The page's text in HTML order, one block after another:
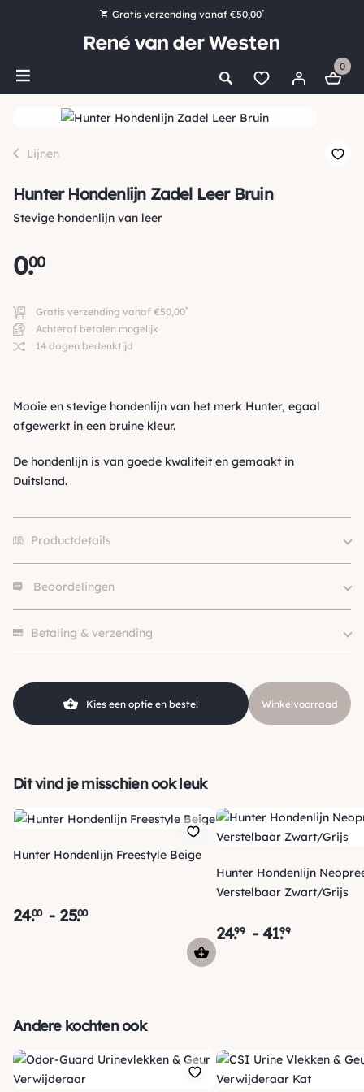
Gratis verzending vanaf €50,00*
Bestel nu, betaal later met Klarna
Ruim 16.000 artikelen op voorraad
0
Lijnen
Hunter Hondenlijn Zadel Leer Bruin
Stevige hondenlijn van leer
0.
00
Gratis verzending vanaf €50,00*
Achteraf betalen mogelijk
14 dagen bedenktijd
Mooie en stevige hondenlijn van het merk Hunter, egaal
afgewerkt in een bruine kleur.
De hondenlijn is van goede kwaliteit en gemaakt in
Duitsland.
Productdetails
Merk
Size
20/100
Kleur
25kg), Groot (> 25kg )
Materiaal
Leer
Beoordelingen
Betaling & verzending
pakketje kan volgen. Voor orders tot € 15.00 zijn de
verzendkosten € 5.95, daarna € 3.95
en gratis vanaf €
50.00
Kies een optie en bestel Winkelvoorraad
Dit vind je misschien ook leuk
Hunter Hondenlijn Freestyle Beige
24.00 - 25.00
Hunter Hondenlijn
Verstelbaar Zwart/Grijs
24.99 - 41.99
Andere kochten ook